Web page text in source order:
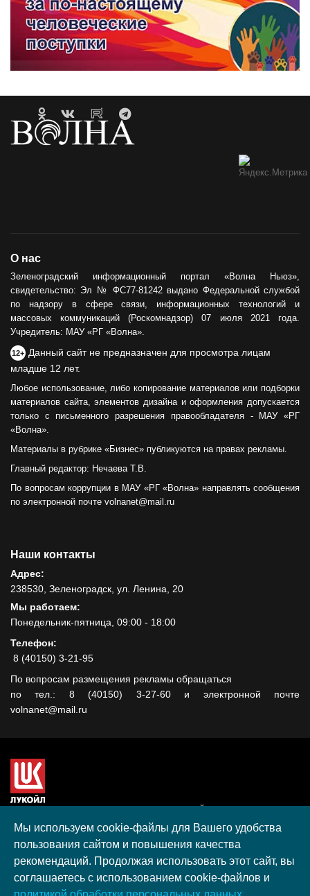
О нас
Зеленоградский информационный портал «Волна Ньюз»,
свидетельство: Эл № ФС77-81242 выдано Федеральной службой
по надзору в сфере связи, информационных технологий и
массовых коммуникаций (Роскомнадзор) 07 июля 2021 года.
Учредитель: МАУ «РГ «Волна».
12+ Данный сайт не предназначен для просмотра лицам
младше 12 лет.
Любое использование, либо копирование материалов или подборки
материалов сайта, элементов дизайна и оформления допускается
только с письменного разрешения правообладателя - МАУ «РГ
«Волна».
Материалы в рубрике «Бизнес» публикуются на правах рекламы.
Главный редактор: Нечаева Т.В.
По вопросам коррупции в МАУ «РГ «Волна» направлять сообщения
по электронной почте volnanet@mail.ru
Наши контакты
Адрес:
238530, Зеленоградск, ул. Ленина, 20
Мы работаем:
Понедельник-пятница, 09:00 - 18:00
Телефон:
8 (40150) 3-21-95
По вопросам размещения рекламы обращаться
по тел.: 8 (40150) 3-27-60 и электронной почте
volnanet@mail.ru
гранта, полученного в рамках XIII Конкурса социальных и
культурных проектов ПАО "ЛУКОЙЛ" на территории
Калининградской области в 2020 году
Согласие на обработку персональных данных
Разработка, поддержка и продвижение S-Media group
Мы используем cookie-файлы для Вашего удобства
пользования сайтом и повышения качества
рекомендаций. Продолжая использовать этот сайт, вы
соглашаетесь с использованием cookie-файлов и